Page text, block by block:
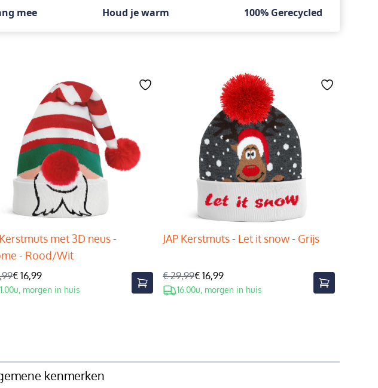
mee Houd je warm 100% Gerecycled
Kerstmuts met 3D neus -
- Rood/Wit
€ 16,99
morgen in huis
JAP Kerstmuts - Let it snow - Grijs
€ 29,99€ 16,99
16.00u, morgen in huis
kenmerken